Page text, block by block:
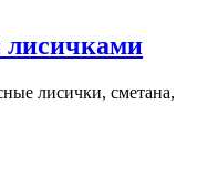
лисичками
лисички, сметана,